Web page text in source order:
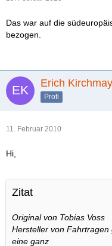
Das war auf die
bezogen.
Erich
Profi
11. Februar 2010
Hi,
Zitat
Original von Tobias Voss
Hersteller von Fahrtragen
eine ganz